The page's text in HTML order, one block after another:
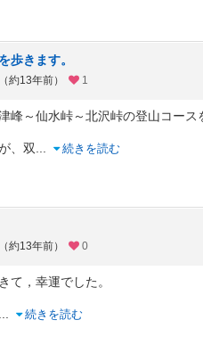
歩きます。
約13年前） 1
峰～仙水峠～北沢峠の登山コース
、双
続きを読む
約13年前） 0
て，幸運でした。
続きを読む